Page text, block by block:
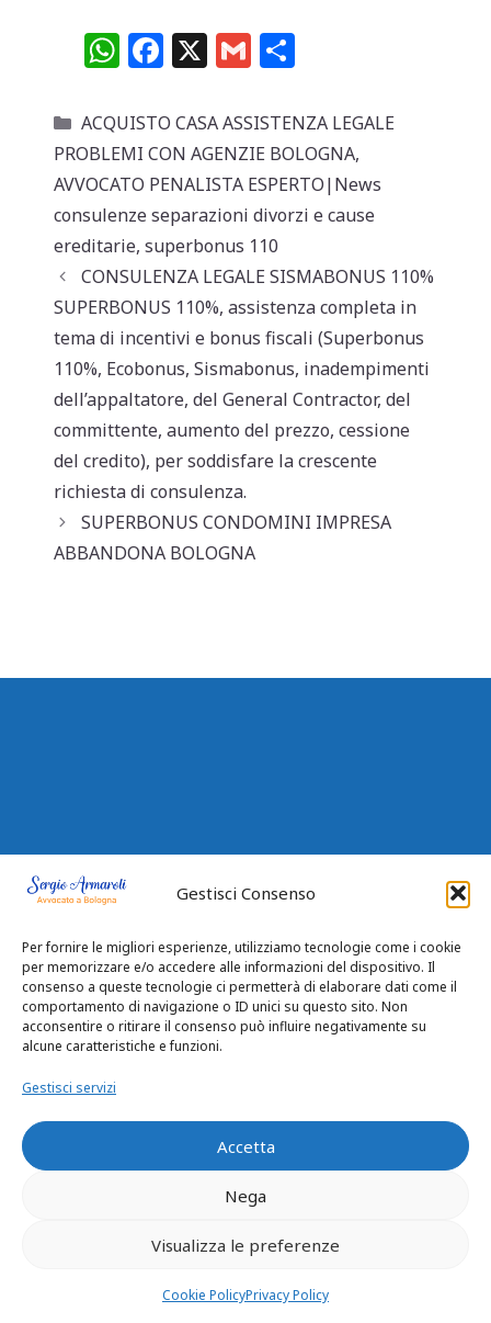
Gestisci Consenso
Per fornire le migliori esperienze, utilizziamo tecnologie come i cookie
per memorizzare e/o accedere alle informazioni del dispositivo. Il
consenso a queste tecnologie ci permetterà di elaborare dati come il
comportamento di navigazione o ID unici su questo sito. Non
acconsentire o ritirare il consenso può influire negativamente su
alcune caratteristiche e funzioni.
Gestisci servizi
Accetta
Nega
Visualizza le preferenze
Cookie PolicyPrivacy Policy
W
at
s
A
p
p
F
c
e
b
o
o
k
X G
ai
l
n
di
vi
di
Categorie
ACQUISTO CASA ASSISTENZA LEGALE
PROBLEMI CON AGENZIE BOLOGNA,
AVVOCATO PENALISTA ESPERTO|News
consulenze separazioni divorzi e cause
ereditarie, superbonus 110
CONSULENZA LEGALE SISMABONUS 110%
SUPERBONUS 110%, assistenza completa in
tema di incentivi e bonus fiscali (Superbonus
110%, Ecobonus, Sismabonus, inadempimenti
dell’appaltatore, del General Contractor, del
committente, aumento del prezzo, cessione
del credito), per soddisfare la crescente
richiesta di consulenza.
SUPERBONUS CONDOMINI IMPRESA
ABBANDONA BOLOGNA
Avvocato a Bologna – Sergio Armaroli
Da 25 anni con attenzione e professionalità
risolve problematiche dei clienti legale a
separazioni e divorzi, trasferimenti
immobiliari, cause di risarcimento danni,
diritto penale.
I Nostri Servizi
Consulenza Legale